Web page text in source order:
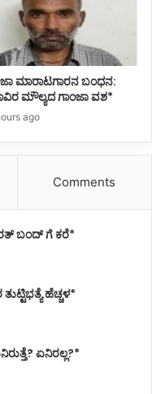
ಮಾರಾಟಗಾರನ ಬಂಧನ:
ಮೌಲ್ಯದ ಗಾಂಜಾ ವಶ*
ago
Comments
ಬಂದ್‌ ಗೆ ಕರೆ*
ಹೆಚ್ಚಳ*
ಏನಿರಲ್ಲ?*